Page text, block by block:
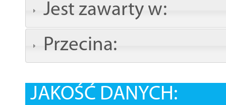
Jest zawarty w:
Przecina:
JAKOŚĆ DANYCH: